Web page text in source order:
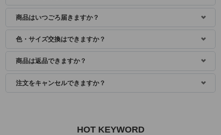
商品はいつごろ届きますか？
色・サイズ交換はできますか？
商品は返品できますか？
注文をキャンセルできますか？
HOT KEYWORD